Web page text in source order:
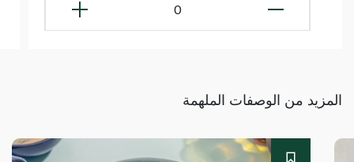
0
المزيد من الوصفات الملهمة